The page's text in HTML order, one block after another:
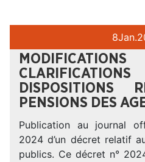
8Jan.
DISPOSITIONS
PENSIONS DES
Publication au journal
2024 d’un décret relatif
publics. Ce décret n°